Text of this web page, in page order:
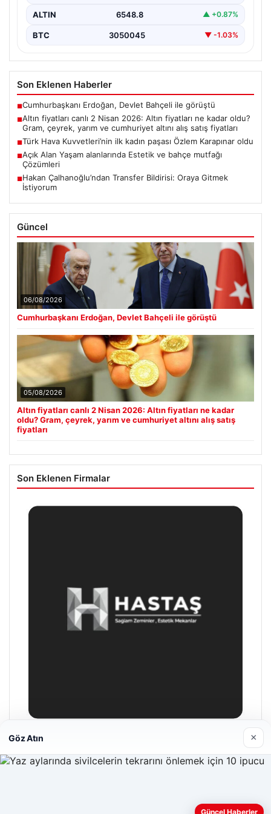
ALTIN 6548.8 ▲ +0.87%
BTC 3050045 ▼ -1.03%
Son Eklenen Haberler
■Cumhurbaşkanı Erdoğan, Devlet Bahçeli ile görüştü
■Altın fiyatları canlı 2 Nisan 2026: Altın fiyatları ne kadar oldu?
Gram, çeyrek, yarım ve cumhuriyet altını alış satış fiyatları
■Türk Hava Kuvvetleri’nin ilk kadın paşası Özlem Karapınar oldu
■Açık Alan Yaşam alanlarında Estetik ve bahçe mutfağı
Çözümleri
■Hakan Çalhanoğlu’ndan Transfer Bildirisi: Oraya Gitmek
İstiyorum
Güncel
06/08/2026
Cumhurbaşkanı Erdoğan, Devlet Bahçeli ile görüştü
05/08/2026
Altın fiyatları canlı 2 Nisan 2026: Altın fiyatları ne kadar
oldu? Gram, çeyrek, yarım ve cumhuriyet altını alış satış
fiyatları
Son Eklenen Firmalar
Hastaş Beton
26/05/2026
Göz Atın ×
Güncel Haberler